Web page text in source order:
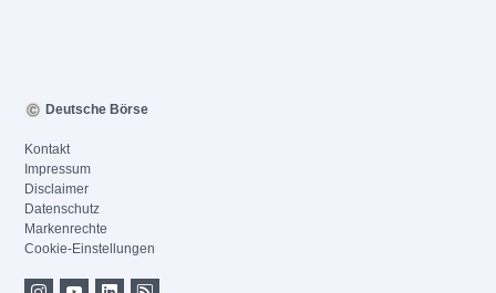
Deutsche Börse
Kontakt
Impressum
Disclaimer
Datenschutz
Markenrechte
Cookie-Einstellungen